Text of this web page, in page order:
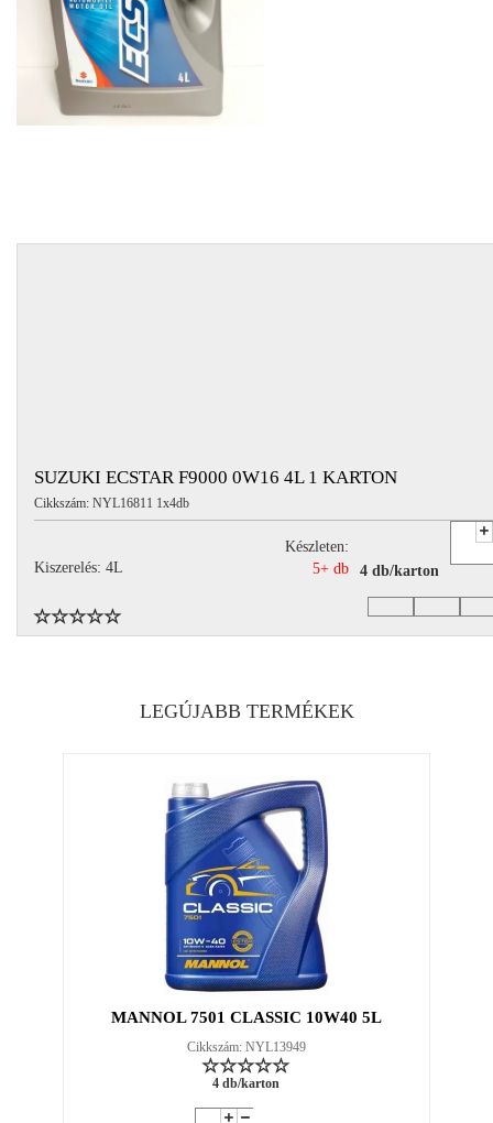
EGYÉB
SPECIÁLIS
AJÁNLATOK
INFO
SUZUKI ECSTAR F9000 0W16 4L 1 KARTON
Cikkszám: NYL16811 1x4db
Kiszerelés: 4L
Készleten:
5+ db
4 db/karton
LEGÚJABB TERMÉKEK
MANNOL 7501 CLASSIC 10W40 5L
Cikkszám: NYL13949
4 db/karton